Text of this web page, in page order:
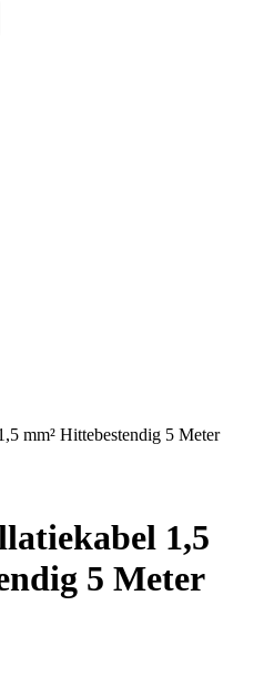
mm² Hittebestendig 5 Meter
1,5
5 Meter